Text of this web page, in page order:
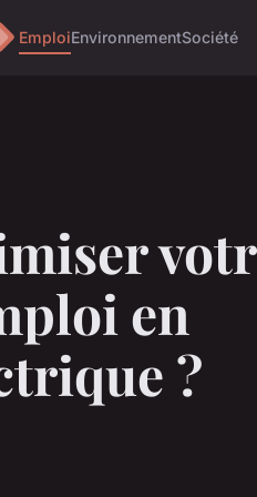
EmploiEnvironnementSociété
en
?